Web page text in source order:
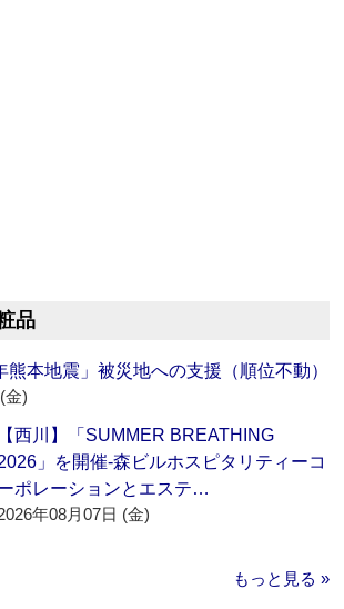
品
熊本地震」被災地への支援（順位不動）
金)
【西川】「SUMMER BREATHING
」を開催‐森ビルホスピタリティーコ
ポレーションとエステ…
年08月07日 (金)
もっと見る »